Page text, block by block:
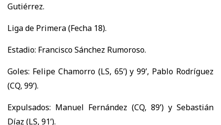
Gutiérrez.
Liga de Primera (Fecha 18).
Estadio: Francisco Sánchez Rumoroso.
Goles: Felipe Chamorro (LS, 65’) y 99’, Pablo Rodríguez
(CQ, 99’).
Expulsados: Manuel Fernández (CQ, 89’) y Sebastián
Díaz (LS, 91’).